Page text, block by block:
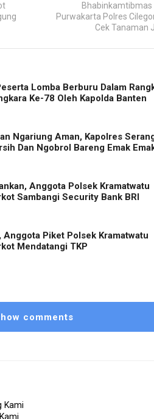
Bhabinkamtibmas
Purwakarta Polres
Cek Tanaman
Lomba Berburu Dalam
Ke-78 Oleh Kapolda Banten
Ngariung Aman, Kapolres
Dan Ngobrol Bareng Emak
Anggota Polsek Kramatwatu
Sambangi Security Bank BRI
Anggota Piket Polsek Kramatwatu
Mendatangi TKP
comments
Kami